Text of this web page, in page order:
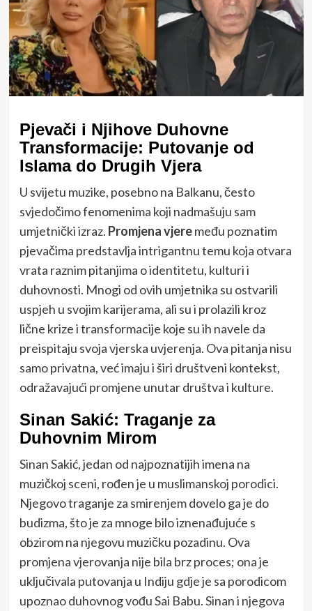
Pjevači i Njihove Duhovne
Transformacije: Putovanje od
Islama do Drugih Vjera
U svijetu muzike, posebno na Balkanu, često
svjedočimo fenomenima koji nadmašuju sam
umjetnički izraz. Promjena vjeremeđu poznatim
pjevačima predstavlja intrigantnu temu koja otvara
vrata raznim pitanjima o identitetu, kulturi i
duhovnosti. Mnogi od ovih umjetnika su ostvarili
uspjeh u svojim karijerama, ali su i prolazili kroz
lične krize i transformacije koje su ih navele da
preispitaju svoja vjerska uvjerenja. Ova pitanja nisu
samo privatna, već imaju i širi društveni kontekst,
odražavajući promjene unutar društva i kulture.
Sinan Sakić: Traganje za
Duhovnim Mirom
Sinan Sakić, jedan od najpoznatijih imena na
muzičkoj sceni, rođen je u muslimanskoj porodici.
Njegovo traganje za smirenjem dovelo ga je do
budizma, što je za mnoge bilo iznenađujuće s
obzirom na njegovu muzičku pozadinu. Ova
promjena vjerovanja nije bila brz proces; ona je
uključivala putovanja u Indiju gdje je sa porodicom
upoznao duhovnog vođu Sai Babu. Sinan i njegova